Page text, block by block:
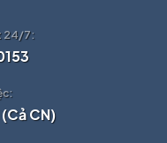
24/7:
CN)